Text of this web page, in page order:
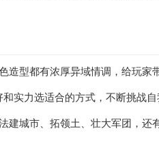
型都有浓厚异域情调，给玩家
实力选适合的方式，不断挑战自
城市、拓领土、壮大军团，还